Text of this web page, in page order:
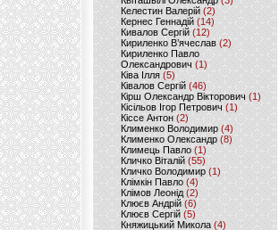
Келестин Валерій(2)
Кернес Геннадій (14)
Кивалов Сергій (12)
Кириленко В’ячеслав (2)
Кириленко Павло
Олександрович (1)
Ківа Ілля (5)
Ківалов Сергій(46)
Кірш Олександр Вікторович (1)
Кісільов Ігор Петрович (1)
Кіссе Антон (2)
Клименко Володимир(4)
Клименко Олександр (8)
Климець Павло (1)
Кличко Віталій(55)
Кличко Володимир (1)
Клімкін Павло (4)
Клімов Леонід(2)
Клюєв Андрій(6)
Клюєв Сергій (5)
Княжицький Микола(4)